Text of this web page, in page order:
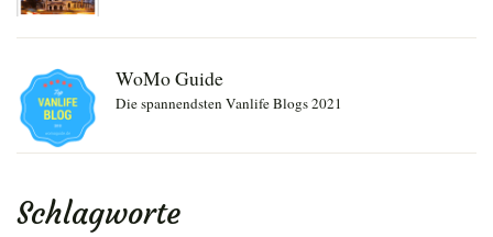
WoMo Guide
Die spannendsten Vanlife Blogs 2021
Schlagworte